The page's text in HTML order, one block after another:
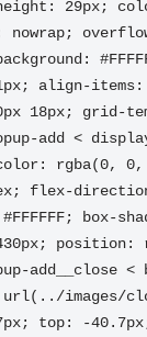
29px;
nowrap;
align-
18px; grid-
add <
color: rgba(0,
flex-
#FFFFFF; box-
url(../images/
top: -